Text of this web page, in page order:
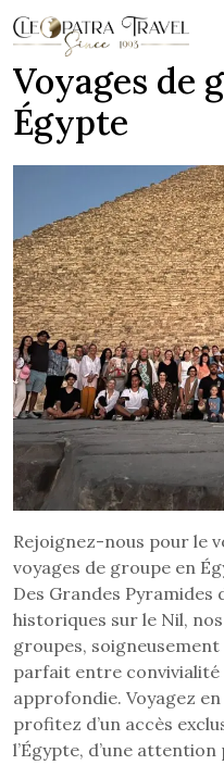
Voyages de
Égypte
Rejoignez-nous pour le
voyages de groupe en
Des Grandes Pyramides
historiques sur le Nil,
groupes,
parfait entre
approfondie. Voyagez
profitez d’un accès
l’Égypte, d’une